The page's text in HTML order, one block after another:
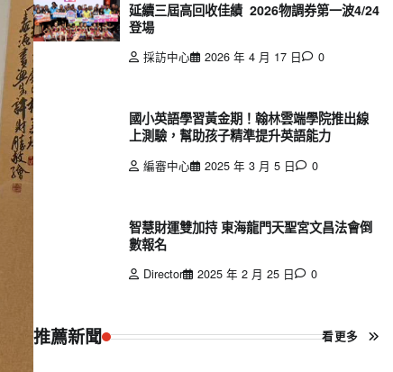
延續三屆高回收佳績 2026物調券第一波4/24
登場
採訪中心 2026 年 4 月 17 日 0
國小英語學習黃金期！翰林雲端學院推出線
上測驗，幫助孩子精準提升英語能力
編審中心 2025 年 3 月 5 日 0
智慧財運雙加持 東海龍門天聖宮文昌法會倒
數報名
Director 2025 年 2 月 25 日 0
推薦新聞 看更多